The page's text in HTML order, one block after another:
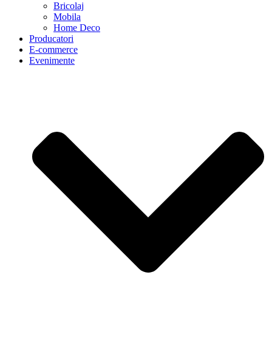
Bricolaj
Mobila
Home Deco
Producatori
E-commerce
Evenimente